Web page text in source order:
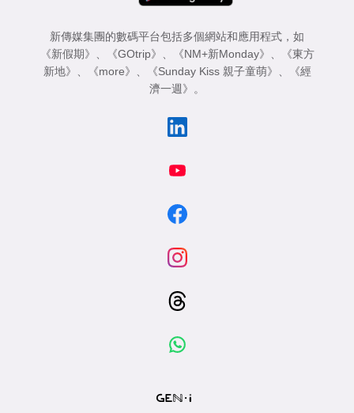
新傳媒集團的數碼平台包括多個網站和應用程式，如
《新假期》
《GOtrip》 《NM+新Monday》
《東方
新地》
《more》 《Sunday Kiss 親子童萌》
《經
濟一週》
。